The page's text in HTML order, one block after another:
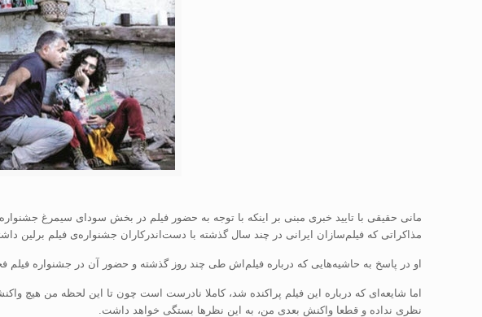
مانی حقیقی با تایید خبری مبنی بر اینکه با توجه به حضور فیلم در بخش سودای سیمرغ
مذاکراتی که فیلم‌سازان ایرانی در چند سال گذشته با دست‌اندرکاران جشنواره‌ی فیلم برلین
او در پاسخ به حاشیه‌هایی که درباره فیلم‌اش طی چند روز گذشته و حضور آن در جشنواره
اما شایعه‌ای که درباره این فیلم پراکنده شد، کاملا نادرست است چون تا این لحظه من هیچ
نظری نداده و قطعا واکنش بعدی من، به این نظرها بستگی خواهد داشت.